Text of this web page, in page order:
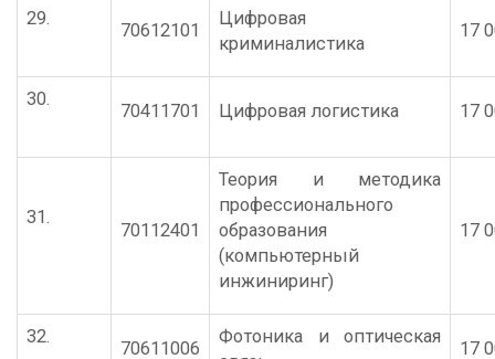
29.
70612101
Цифровая
криминалистика
17
30.
70411701 Цифровая логистика 17
31.
70112401
Теория и методика
профессионального
образования
(компьютерный
инжиниринг)
17
32.
70611006
Фотоника и оптическая
17